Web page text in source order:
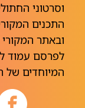
וסרטוני
התכנים
ובאתר
לפרסם עמוד
המיוחדים של